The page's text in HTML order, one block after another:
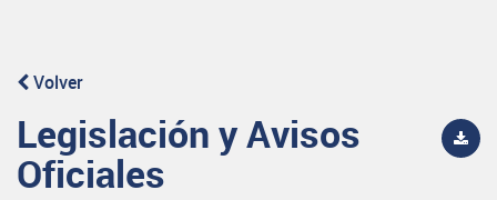
Volver
Legislación y Avisos
Oficiales